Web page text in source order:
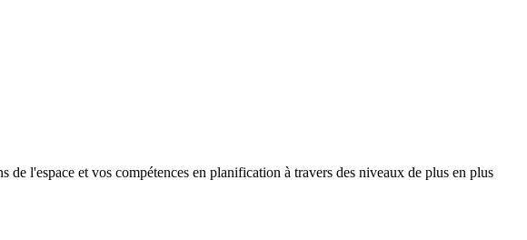
de l'espace et vos compétences en planification à travers des niveaux de plus en plus